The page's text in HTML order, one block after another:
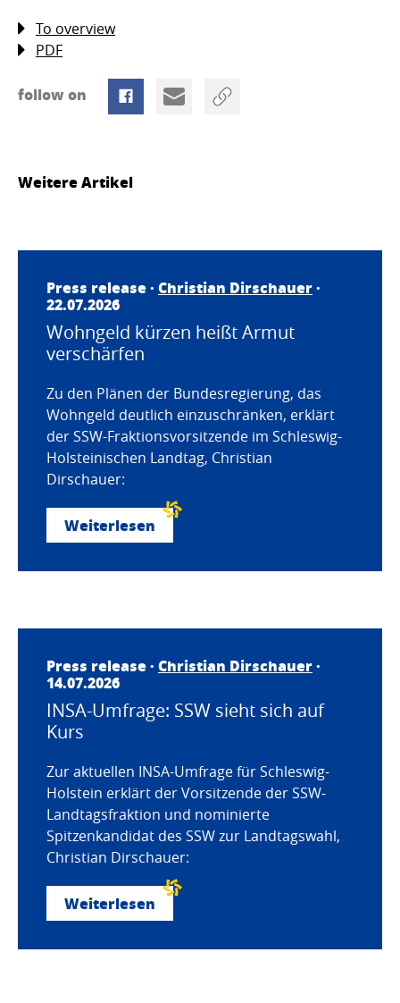
To overview
PDF
follow on
Weitere Artikel
Press release · Christian Dirschauer·
22.07.2026
Wohngeld kürzen heißt Armut
verschärfen
Zu den Plänen der Bundesregierung, das
Wohngeld deutlich einzuschränken, erklärt
der SSW-Fraktionsvorsitzende im Schleswig-
Holsteinischen Landtag, Christian
Dirschauer:
Weiterlesen
Press release · Christian Dirschauer·
14.07.2026
INSA-Umfrage: SSW sieht sich auf
Kurs
Zur aktuellen INSA-Umfrage für Schleswig-
Holstein erklärt der Vorsitzende der SSW-
Landtagsfraktion und nominierte
Spitzenkandidat des SSW zur Landtagswahl,
Christian Dirschauer:
Weiterlesen